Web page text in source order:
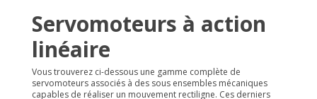
Servomoteurs à action
linéaire
Vous trouverez ci-dessous une gamme complète de
servomoteurs associés à des sous ensembles mécaniques
capables de réaliser un mouvement rectiligne. Ces derniers